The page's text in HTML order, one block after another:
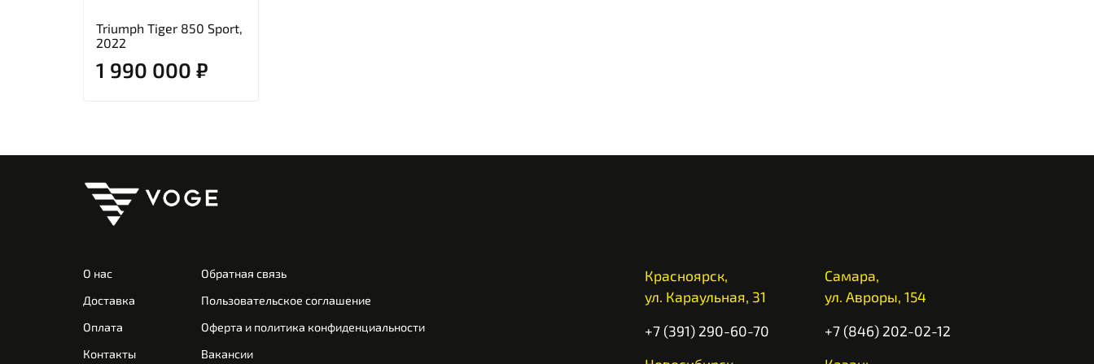
Triumph Tiger 850 Sport,
2022
1 990 000 ₽
О нас
Доставка
Оплата
Контакты
Обратная связь
Пользовательское соглашение
Оферта и политика конфиденциальности
Вакансии
Красноярск,
ул. Караульная, 31
+7 (391) 290-60-70
Самара,
ул. Авроры, 154
+7 (846) 202-02-12